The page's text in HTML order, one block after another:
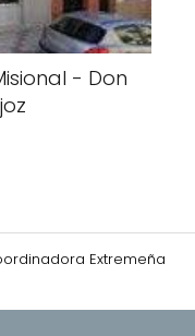
- Don
Extremeña